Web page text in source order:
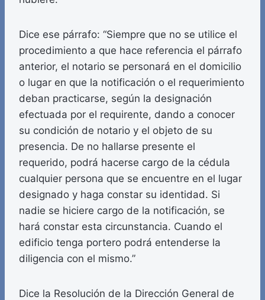
Dice ese párrafo: “Siempre que no se utilice el
procedimiento a que hace referencia el párrafo
anterior, el notario se personará en el domicilio
o lugar en que la notificación o el requerimiento
deban practicarse, según la designación
efectuada por el requirente, dando a conocer
su condición de notario y el objeto de su
presencia. De no hallarse presente el
requerido, podrá hacerse cargo de la cédula
cualquier persona que se encuentre en el lugar
designado y haga constar su identidad. Si
nadie se hiciere cargo de la notificación, se
hará constar esta circunstancia. Cuando el
edificio tenga portero podrá entenderse la
diligencia con el mismo.”
Dice la Resolución de la Dirección General de